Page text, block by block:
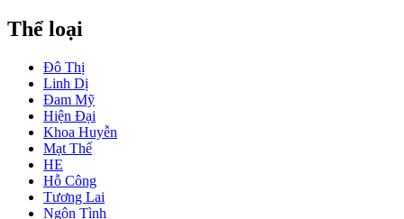
Thể loại
Đô Thị
Linh Dị
Đam Mỹ
Hiện Đại
Khoa Huyễn
Mạt Thế
HE
Hỗ Công
Tương Lai
Ngôn Tình